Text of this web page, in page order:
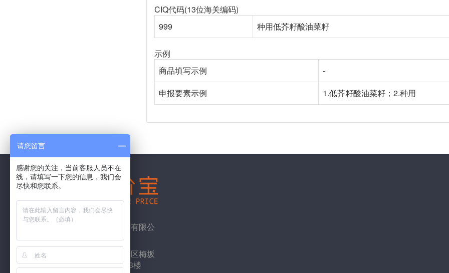
CIQ代码(13位海关编码)
999
种用低芥籽酸油菜籽
示例
商品填写示例
-
申报要素示例
1.低芥籽酸油菜籽；2.种用
深圳市皇家网络科技有限公
司
地址：深圳市龙华新区梅坂
大道民乐工业园D栋3楼
请您留言
感谢您的关注，当前客服人员不在
线，请填写一下您的信息，我们会
尽快和您联系。